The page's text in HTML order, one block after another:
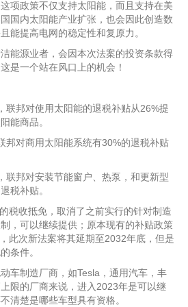
项政策不仅支持太阳能，而且支持在美
国内太阳能产业扩张，也会因此创造数
能提高电网的稳定性和复原力。
能源业者，会因本次法案的投资条款得
是一个站在风口上的机会！
联邦对使用太阳能的退税补贴从26%提
能商品。
邦对商用太阳能系统有30%的退税补贴
联邦对安装节能窗户、热泵，和更新型
税补贴。
税收抵免，取消了之前实行的针对制造
，可以继续提供；原本现有的补贴政策
此次新法案将其延期至2032年底，但是
条件。
车制造厂商，如Tesla，通用汽车，丰
限的厂商来说，进入2023年是可以继
清楚是哪些车型具有资格。